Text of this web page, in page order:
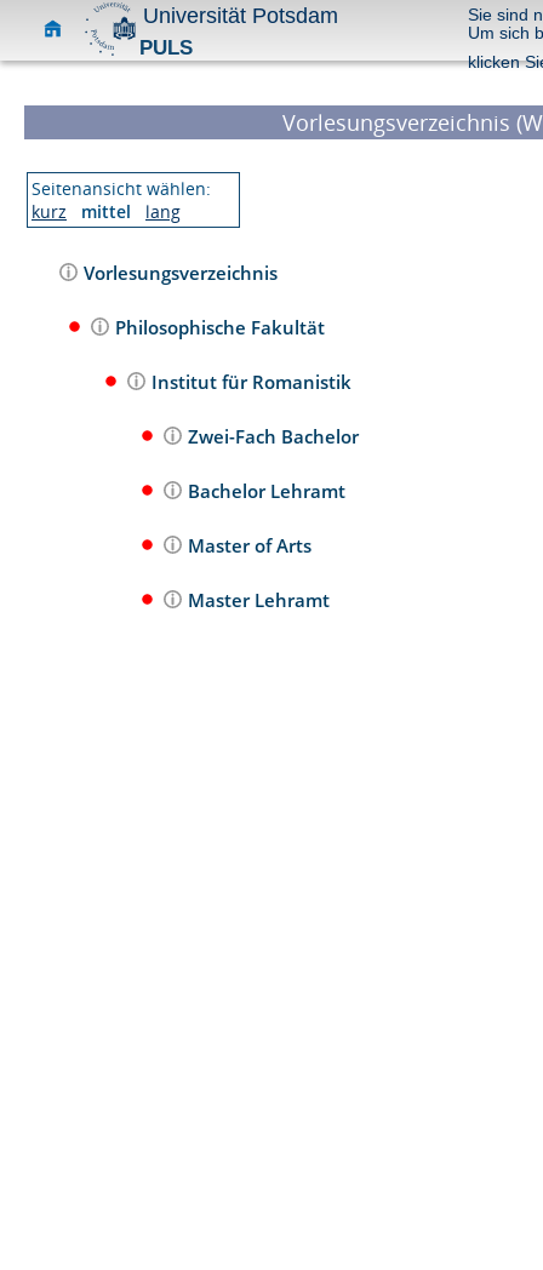
Universität Potsdam
PULS
Sie sind
Um sich
klicken
Vorlesungsverzeichnis
Seitenansicht wählen:
kurz
mittel lang
Vorlesungsverzeichnis
Philosophische Fakultät
Institut für Romanistik
Zwei-Fach Bachelor
Bachelor Lehramt
Master of Arts
Master Lehramt